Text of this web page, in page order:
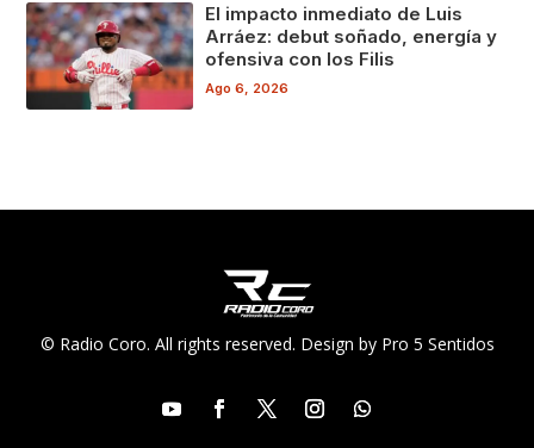
El impacto inmediato de Luis
Arráez: debut soñado, energía y
ofensiva con los Filis
Ago 6, 2026
© Radio Coro. All rights reserved. Design by Pro 5 Sentidos